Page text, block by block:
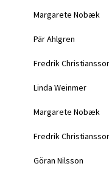
Margarete Nobæk
Pär Ahlgren
Fredrik
Linda Weinmer
Margarete Nobæk
Fredrik
Göran Nilsson